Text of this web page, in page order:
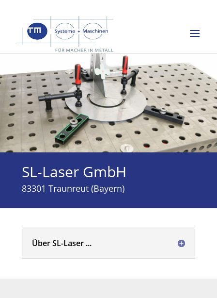
SL-Laser GmbH
83301 Traunreut (Bayern)
Über SL-Laser ...